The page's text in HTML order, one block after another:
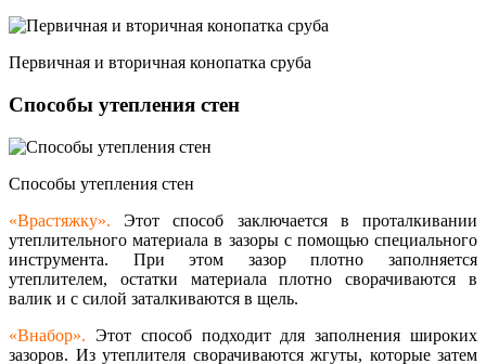
Первичная и вторичная конопатка сруба
Способы утепления стен
Способы утепления стен
«Врастяжку». Этот способ заключается в проталкивании
утеплительного материала в зазоры с помощью специального
инструмента. При этом зазор плотно заполняется
утеплителем, остатки материала плотно сворачиваются в
валик и с силой заталкиваются в щель.
«Внабор». Этот способ подходит для заполнения широких
зазоров. Из утеплителя сворачиваются жгуты, которые затем